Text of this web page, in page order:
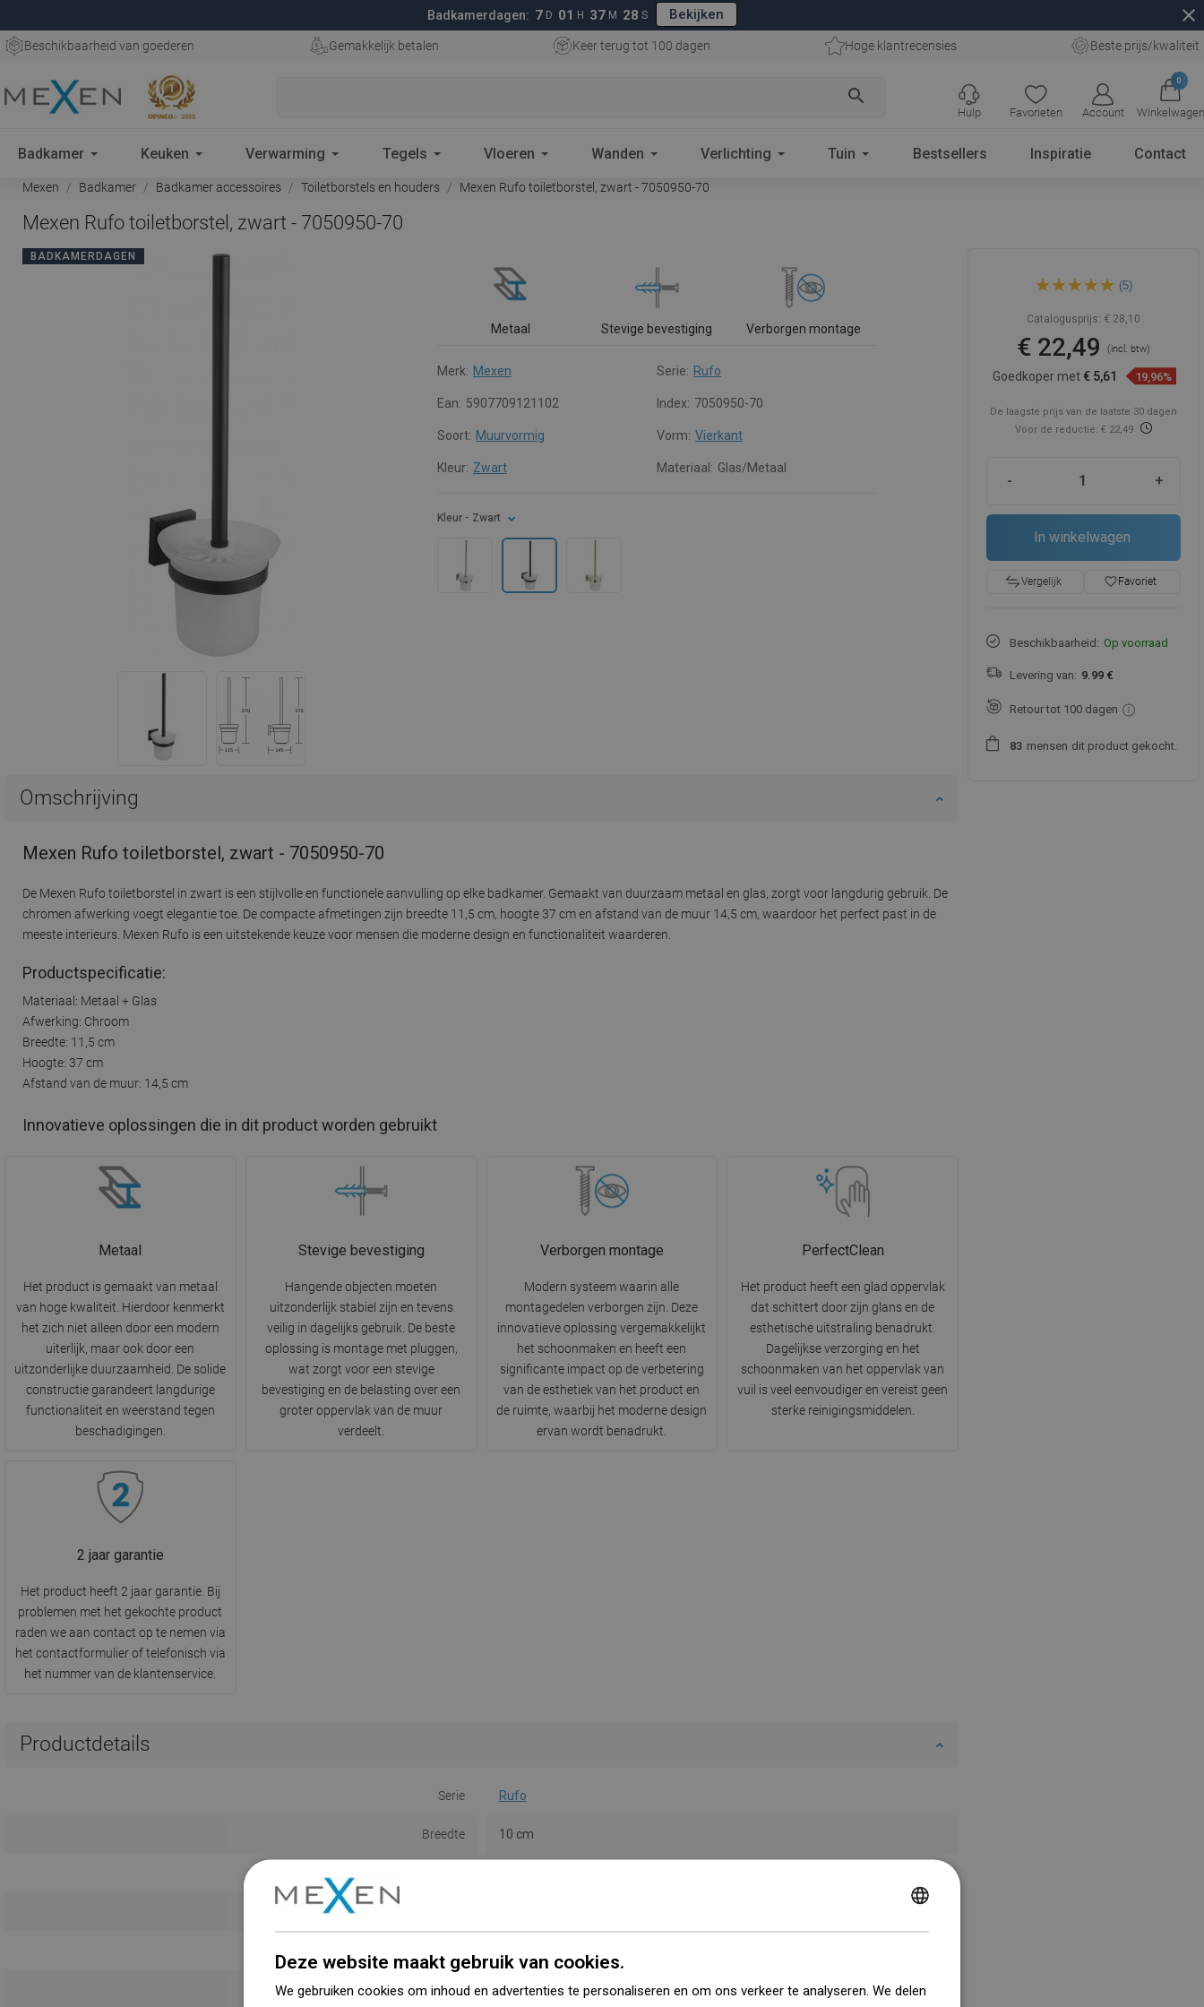
Badkamerdagen: 7 D 01 H 37 M 27 S Bekijken close
Beschikbaarheid van goederen Gemakkelijk betalen Keer terug tot 100 dagen Hoge klantrecensies Beste prijs/kwaliteit
search
Favorieten Account
0
Winkelwagen
Hulp
Badkamer Keuken Verwarming Tegels Vloeren Wanden Verlichting Tuin Bestsellers Inspiratie Contact
Mexen Badkamer Badkamer accessoires Toiletborstels en houders Mexen Rufo toiletborstel, zwart - 7050950-70
Mexen Rufo toiletborstel, zwart - 7050950-70
BADKAMERDAGEN
Metaal Stevige bevestiging Verborgen montage
Merk: Mexen Serie: Rufo
Ean: 5907709121102 Index: 7050950-70
Soort: Muurvormig Vorm: Vierkant
Kleur: Zwart Materiaal: Glas/Metaal
Kleur - Zwart
Omschrijving
Mexen Rufo toiletborstel, zwart - 7050950-70
De Mexen Rufo toiletborstel in zwart is een stijlvolle en functionele aanvulling op elke badkamer. Gemaakt van duurzaam metaal en glas, zorgt voor langdurig gebruik. De
chromen afwerking voegt elegantie toe. De compacte afmetingen zijn breedte 11,5 cm, hoogte 37 cm en afstand van de muur 14,5 cm, waardoor het perfect past in de
meeste interieurs. Mexen Rufo is een uitstekende keuze voor mensen die moderne design en functionaliteit waarderen.
Productspecificatie:
Materiaal: Metaal + Glas
Afwerking: Chroom
Breedte: 11,5 cm
Hoogte: 37 cm
Afstand van de muur: 14,5 cm
Innovatieve oplossingen die in dit product worden gebruikt
Metaal
Het product is gemaakt van metaal
van hoge kwaliteit. Hierdoor kenmerkt
het zich niet alleen door een modern
uiterlijk, maar ook door een
uitzonderlijke duurzaamheid. De solide
constructie garandeert langdurige
functionaliteit en weerstand tegen
beschadigingen.
Stevige bevestiging
Hangende objecten moeten
uitzonderlijk stabiel zijn en tevens
veilig in dagelijks gebruik. De beste
oplossing is montage met pluggen,
wat zorgt voor een stevige
bevestiging en de belasting over een
groter oppervlak van de muur
verdeelt.
Verborgen montage
Modern systeem waarin alle
montagedelen verborgen zijn. Deze
innovatieve oplossing vergemakkelijkt
het schoonmaken en heeft een
significante impact op de verbetering
van de esthetiek van het product en
de ruimte, waarbij het moderne design
ervan wordt benadrukt.
PerfectClean
Het product heeft een glad oppervlak
dat schittert door zijn glans en de
esthetische uitstraling benadrukt.
Dagelijkse verzorging en het
schoonmaken van het oppervlak van
vuil is veel eenvoudiger en vereist geen
sterke reinigingsmiddelen.
2 jaar garantie
Het product heeft 2 jaar garantie. Bij
problemen met het gekochte product
raden we aan contact op te nemen via
het contactformulier of telefonisch via
het nummer van de klantenservice.
Productdetails
Serie Rufo
Breedte 10 cm
Materiaal Glas/Metaal
Mexen Rufo toiletborstel,
zwart - 7050950-70
(5)
Catalogusprijs: € 28,10
€ 22,49(incl. btw)
Goedkoper met € 5,61 19,96%
De laagste prijs van de laatste 30 dagen
Voor de reductie: € 22,49
- +
In winkelwagen
Vergelijk favorite_borderFavoriet
Beschikbaarheid: Op voorraad
Levering van: 9.99 €
Retour tot 100 dagen
83 mensen dit product gekocht.
Deze website maakt gebruik van cookies.
We gebruiken cookies om inhoud en advertenties te personaliseren en om ons verkeer te analyseren. We delen